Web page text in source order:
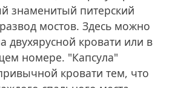
знаменитый питерский
мостов. Здесь можно
двухярусной кровати или в
номере. "Капсула"
кровати тем, что